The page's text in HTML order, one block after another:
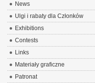
News
Ulgi i rabaty dla Członków
Exhibitions
Contests
Links
Materiały graficzne
Patronat